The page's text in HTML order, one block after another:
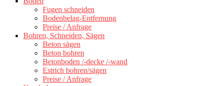
Fugen schneiden
Bodenbelag-Entfernung
Preise / Anfrage
Bohren, Schneiden, Sägen
Beton sägen
Beton bohren
Betonboden /-decke /-wand
Estrich bohren/sägen
Preise / Anfrage